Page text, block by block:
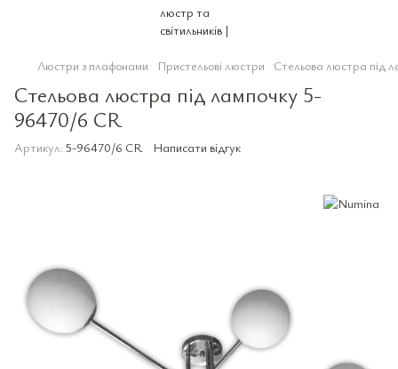
Люстри з плафонами Пристельові люстри Стельова люстра під
Стельова люстра під лампочку 5-
96470/6 CR
Артикул: 5-96470/6 CR Написати відгук